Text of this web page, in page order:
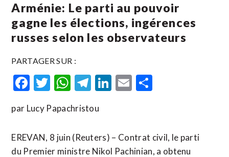
Arménie: Le parti au pouvoir
gagne les élections, ingérences
russes selon les observateurs
PARTAGER SUR :
Facebook
Twitter
WhatsApp
Telegram
LinkedIn
Email
par Lucy Papachristou
EREVAN, 8 juin (Reuters) – Contrat civil, le parti
du Premier ministre Nikol Pachinian, a obtenu